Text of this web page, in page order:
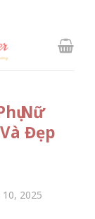
Nữ
Đẹp
2025